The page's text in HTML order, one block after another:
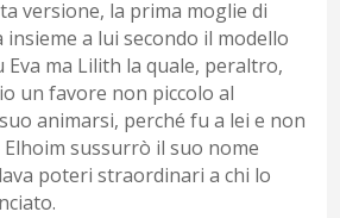
versione, la prima moglie di
insieme a lui secondo il modello
ma Lilith la quale, peraltro,
un favore non piccolo al
animarsi, perché fu a lei e non
Elhoim sussurrò il suo nome
poteri straordinari a chi lo